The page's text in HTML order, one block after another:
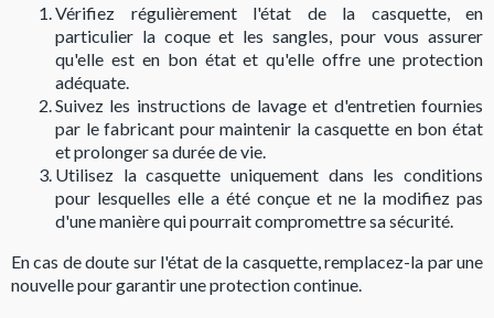
Vérifiez régulièrement l'état de la casquette, en
particulier la coque et les sangles, pour vous assurer
qu'elle est en bon état et qu'elle offre une protection
adéquate.
Suivez les instructions de lavage et d'entretien fournies
par le fabricant pour maintenir la casquette en bon état
et prolonger sa durée de vie.
Utilisez la casquette uniquement dans les conditions
pour lesquelles elle a été conçue et ne la modifiez pas
d'une manière qui pourrait compromettre sa sécurité.
En cas de doute sur l'état de la casquette, remplacez-la par une
nouvelle pour garantir une protection continue.